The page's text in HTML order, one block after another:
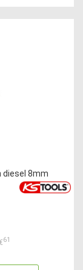
diesel 8mm
61